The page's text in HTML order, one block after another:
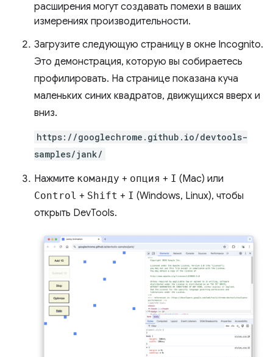
расширения могут создавать помехи в ваших
измерениях производительности.
Загрузите следующую страницу в окне Incognito.
Это демонстрация, которую вы собираетесь
профилировать. На странице показана куча
маленьких синих квадратов, движущихся вверх и
вниз.
https://googlechrome.github.io/devtools-
samples/jank/
Нажмите команду + опция + I (Mac) или
Control + Shift + I (Windows, Linux), чтобы
открыть DevTools.